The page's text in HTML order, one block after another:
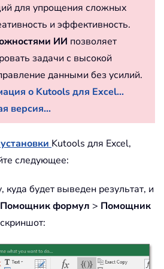
для упрощения сложных
и эффективность.
ИИ позволяет
задачи с высокой
данными без усилий.
о Kutools для Excel...
версия...
Kutools для Excel,
следующее:
куда будет выведен результат, и
Помощник формул > Помощник